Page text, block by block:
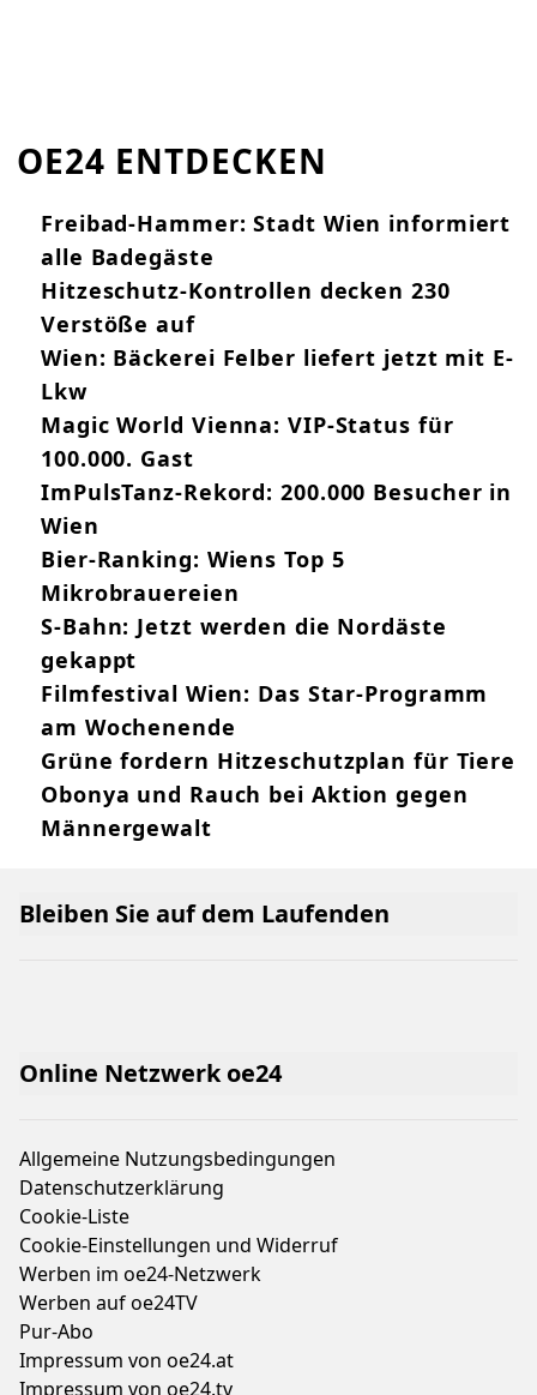
OE24 ENTDECKEN
Freibad-Hammer: Stadt Wien informiert
alle Badegäste
Hitzeschutz-Kontrollen decken 230
Verstöße auf
Wien: Bäckerei Felber liefert jetzt mit E-
Lkw
Magic World Vienna: VIP-Status für
100.000. Gast
ImPulsTanz-Rekord: 200.000 Besucher in
Wien
Bier-Ranking: Wiens Top 5
Mikrobrauereien
S-Bahn: Jetzt werden die Nordäste
gekappt
Filmfestival Wien: Das Star-Programm
am Wochenende
Grüne fordern Hitzeschutzplan für Tiere
Obonya und Rauch bei Aktion gegen
Männergewalt
Online Netzwerk oe24
Allgemeine Nutzungsbedingungen
Datenschutzerklärung
Cookie-Liste
Cookie-Einstellungen und Widerruf
Werben im oe24-Netzwerk
Werben auf oe24TV
Pur-Abo
Impressum von oe24.at
Impressum von oe24.tv
Bleiben Sie auf dem Laufenden